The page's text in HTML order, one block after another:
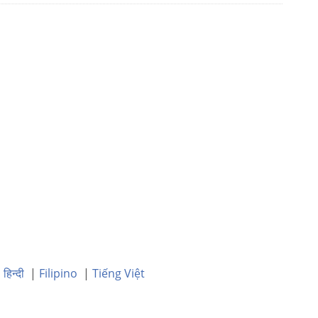
हिन्दी | Filipino | Tiếng Việt